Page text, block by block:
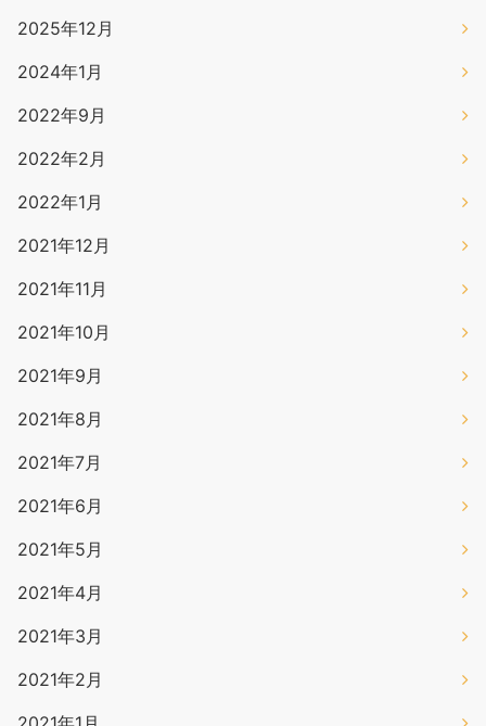
2025年12月
2024年1月
2022年9月
2022年2月
2022年1月
2021年12月
2021年11月
2021年10月
2021年9月
2021年8月
2021年7月
2021年6月
2021年5月
2021年4月
2021年3月
2021年2月